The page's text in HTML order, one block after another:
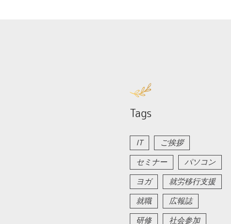
Tags
IT
ご挨拶
セミナー
パソコン
ヨガ
就労移行支援
就職
広報誌
研修
社会参加